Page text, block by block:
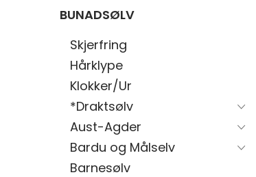
BUNADSØLV
Skjerfring
Hårklype
Klokker/Ur
*Draktsølv
Aust-Agder
Bardu og Målselv
Barnesølv